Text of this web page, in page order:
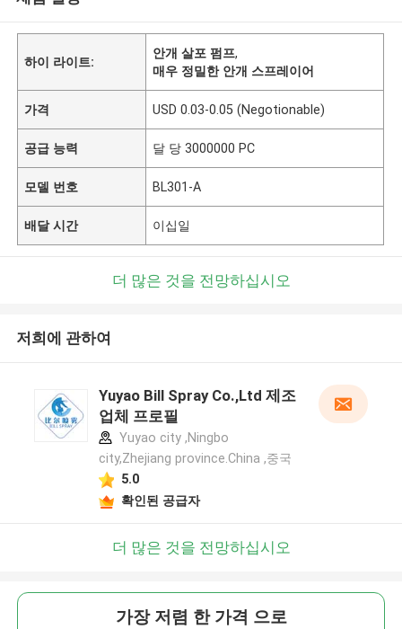
하이 라이트:
안개 살포 펌프,
매우 정밀한 안개 스프레이어
가격 USD 0.03-0.05 (Negotionable)
공급 능력 달 당 3000000 PC
모델 번호 BL301-A
배달 시간 이십일
더 많은 것을 전망하십시오
저희에 관하여
Yuyao Bill Spray Co.,Ltd 제조
업체 프로필
Yuyao city ,Ningbo
city,Zhejiang province.China ,중국
5.0
확인된 공급자
더 많은 것을 전망하십시오
가장 저렴 한 가격 으로